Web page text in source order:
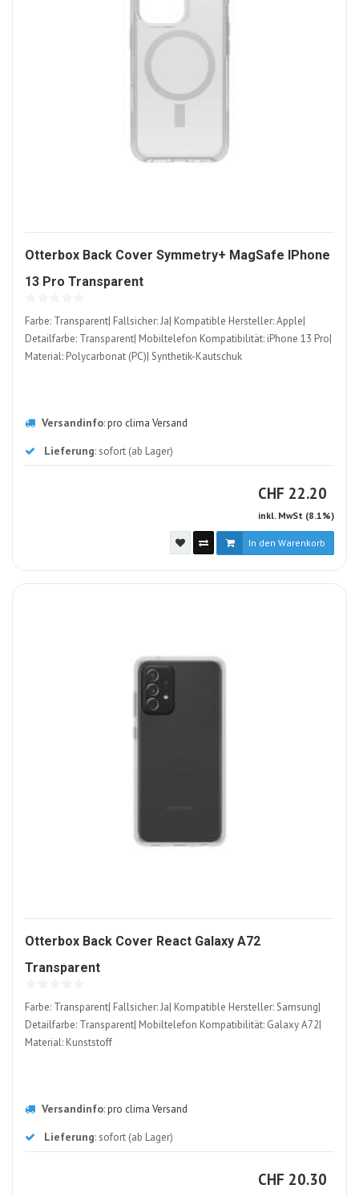
Otterbox Back Cover Symmetry+ MagSafe IPhone
13 Pro Transparent1249800-
Farbe: Transparent| Fallsicher: Ja| Kompatible Hersteller: Apple|
Detailfarbe: Transparent| Mobiltelefon Kompatibilität: iPhone 13 Pro|
Material: Polycarbonat (PC)| Synthetik-Kautschuk
Versandinfo:pro clima Versand
Lieferung: sofort (ab Lager)
CHF CHF
22.20
inkl. MwSt (8.1%)
In den Warenkorb
Otterbox Back Cover React Galaxy A72
Transparent1201691-
Farbe: Transparent| Fallsicher: Ja| Kompatible Hersteller: Samsung|
Detailfarbe: Transparent| Mobiltelefon Kompatibilität: Galaxy A72|
Material: Kunststoff
Versandinfo:pro clima Versand
Lieferung: sofort (ab Lager)
CHF CHF
20.30